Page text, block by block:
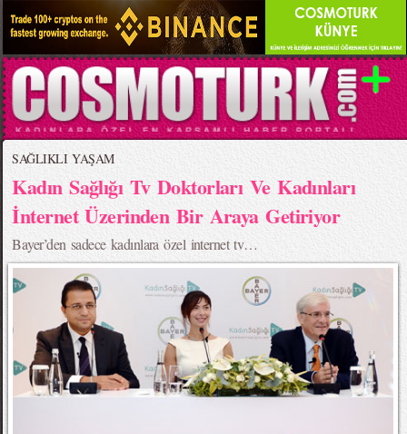
SAĞLIKLI YAŞAM
Kadın Sağlığı Tv Doktorları Ve Kadınları
İnternet Üzerinden Bir Araya Getiriyor
Bayer’den sadece kadınlara özel internet tv…